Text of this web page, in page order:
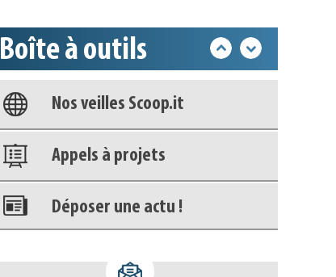
Boîte à outils
Nos veilles Scoop.it
Appels à projets
Déposer une actu !
Accéder à son compte - (Se
déconnecter)